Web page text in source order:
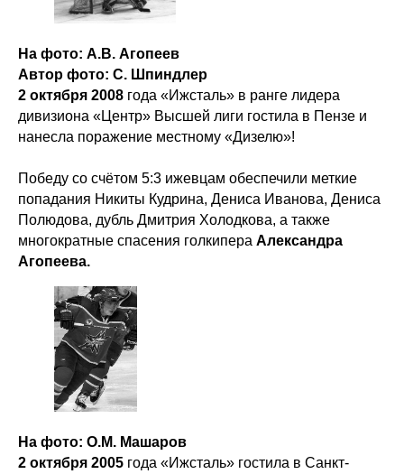
На фото: А.В. Агопеев
Автор фото: С. Шпиндлер
2 октября 2008 года «Ижсталь» в ранге лидера
дивизиона «Центр» Высшей лиги гостила в Пензе и
нанесла поражение местному «Дизелю»!
Победу со счётом 5:3 ижевцам обеспечили меткие
попадания Никиты Кудрина, Дениса Иванова, Дениса
Полюдова, дубль Дмитрия Холодкова, а также
многократные спасения голкипера Александра
Агопеева.
На фото: О.М. Машаров
2 октября 2005 года «Ижсталь» гостила в Санкт-